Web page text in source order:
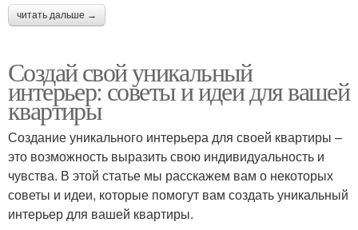
читать дальше →
Создай свой уникальный
интерьер: советы и идеи для вашей
квартиры
Создание уникального интерьера для своей квартиры –
это возможность выразить свою индивидуальность и
чувства. В этой статье мы расскажем вам о некоторых
советы и идеи, которые помогут вам создать уникальный
интерьер для вашей квартиры.